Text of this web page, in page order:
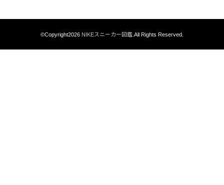
©Copyright2026 NIKEスニーカー図鑑.All Rights Reserved.